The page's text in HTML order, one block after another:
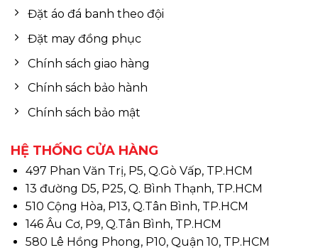
Đặt áo đá banh theo đội
Đặt may đồng phục
Chính sách giao hàng
Chính sách bảo hành
Chính sách bảo mật
HỆ THỐNG CỬA HÀNG
497 Phan Văn Trị, P5, Q.Gò Vấp, TP.HCM
13 đường D5, P25, Q. Bình Thạnh, TP.HCM
510 Cộng Hòa, P13, Q.Tân Bình, TP.HCM
146 Âu Cơ, P9, Q.Tân Bình, TP.HCM
580 Lê Hồng Phong, P10, Quận 10, TP.HCM